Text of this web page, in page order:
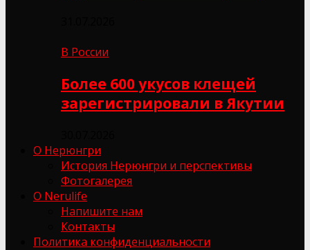
В России
Более 600 укусов клещей
зарегистрировали в Якутии
О Нерюнгри
История Нерюнгри и перспективы
Фотогалерея
О Nerulife
Напишите нам
Контакты
Политика конфиденциальности